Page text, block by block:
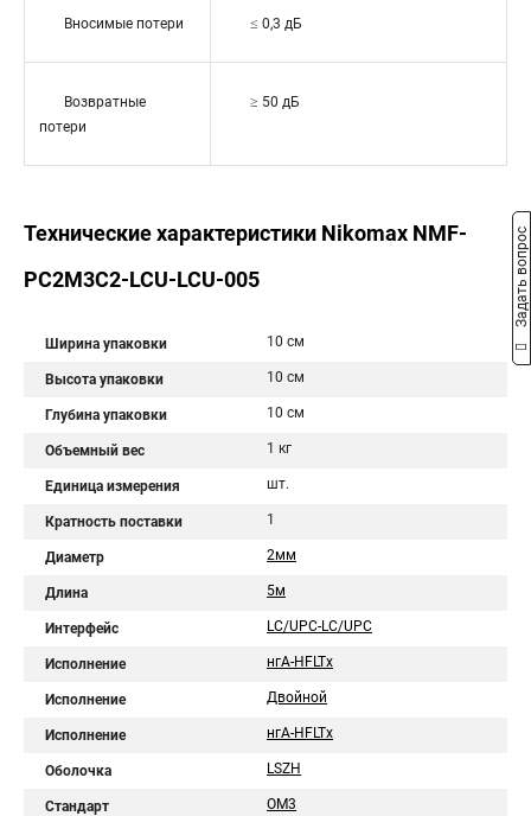
Вносимые потери ≤ 0,3 дБ
Возвратные
потери
≥ 50 дБ
Технические характеристики Nikomax NMF-
PC2M3C2-LCU-LCU-005
Ширина упаковки 10 см
Высота упаковки 10 см
Глубина упаковки 10 см
Объемный вес 1 кг
Единица измерения шт.
Кратность поставки 1
Диаметр 2мм
Длина 5м
Интерфейс LC/UPC-LC/UPC
Исполнение нгA-HFLTx
Исполнение Двойной
Исполнение нгА-HFLTx
Оболочка LSZH
Стандарт OM3
Задать вопрос